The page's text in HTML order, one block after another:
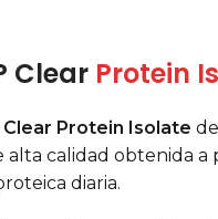
Clear Protein
Clear Protein Isolate
calidad obtenida a
diaria.